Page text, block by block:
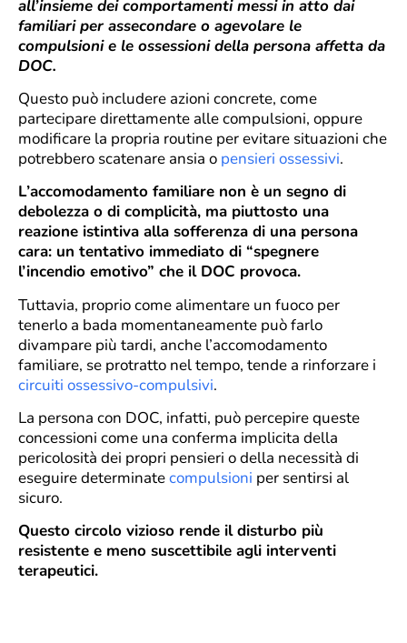
all’insieme dei comportamenti messi in atto dai
familiari per assecondare o agevolare le
compulsioni e le ossessioni della persona affetta da
DOC.
Questo può includere azioni concrete, come
partecipare direttamente alle compulsioni, oppure
modificare la propria routine per evitare situazioni che
potrebbero scatenare ansia o pensieri ossessivi.
L’accomodamento familiare non è un segno di
debolezza o di complicità, ma piuttosto una
reazione istintiva alla sofferenza di una persona
cara: un tentativo immediato di “spegnere
l’incendio emotivo” che il DOC provoca.
Tuttavia, proprio come alimentare un fuoco per
tenerlo a bada momentaneamente può farlo
divampare più tardi, anche l’accomodamento
familiare, se protratto nel tempo, tende a rinforzare i
circuiti ossessivo-compulsivi.
La persona con DOC, infatti, può percepire queste
concessioni come una conferma implicita della
pericolosità dei propri pensieri o della necessità di
eseguire determinatecompulsioni per sentirsi al
sicuro.
Questo circolo vizioso rende il disturbo più
resistente e meno suscettibile agli interventi
terapeutici.